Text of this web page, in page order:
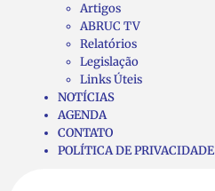
Artigos
ABRUC TV
Relatórios
Legislação
Links Úteis
NOTÍCIAS
AGENDA
CONTATO
POLÍTICA DE PRIVACIDADE